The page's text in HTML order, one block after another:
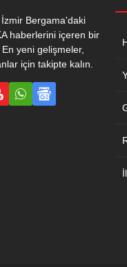
Bergama'daki
haberlerini içeren bir
yeni gelişmeler,
için takipte kalın.